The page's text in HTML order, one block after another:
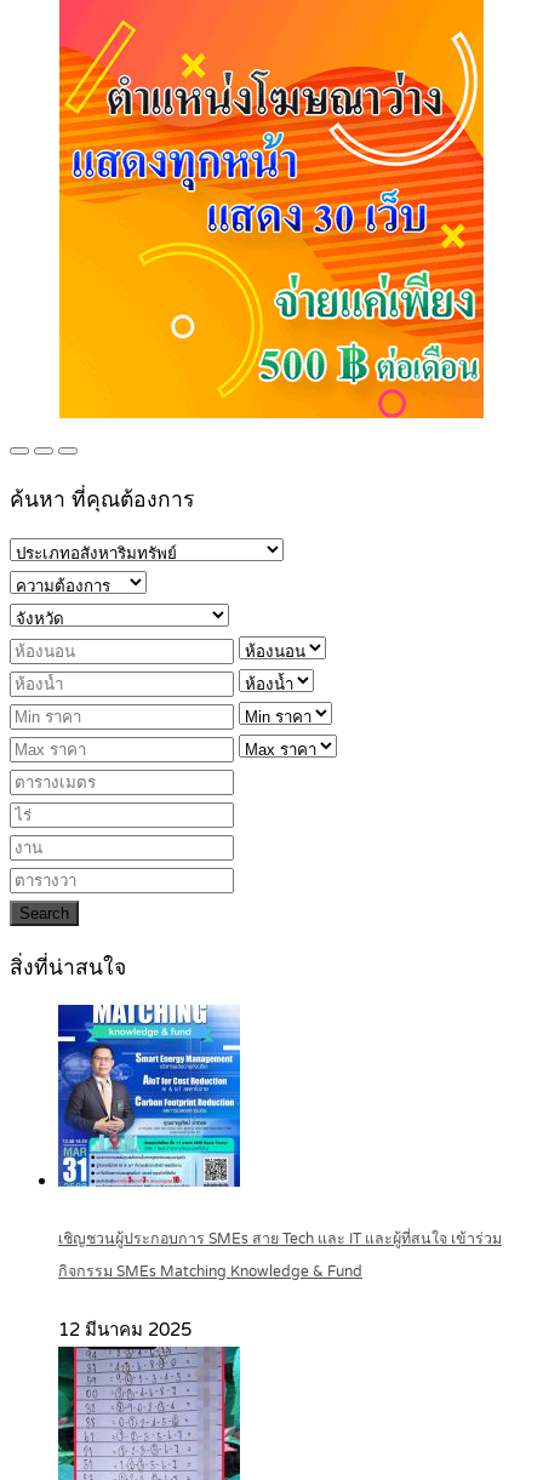
ค้นหา ที่คุณต้องการ
Search
สิ่งที่น่าสนใจ
เชิญชวนผู้ประกอบการ SMEs สาย Tech และ IT และผู้ที่สนใจ เข้าร่วม
กิจกรรม SMEs Matching Knowledge & Fund
12 มีนาคม 2025